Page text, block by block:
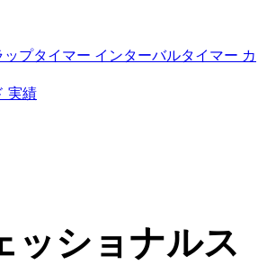
ップタイマー インターバルタイマー カ
実績
ッショナルス